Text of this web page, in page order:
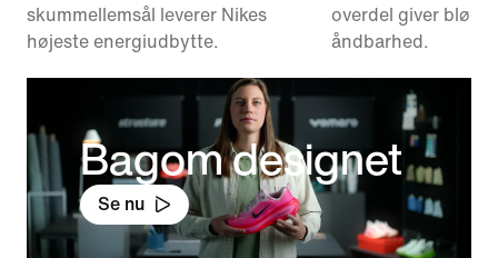
skummellemsål leverer Nikes
højeste energiudbytte.
overdel giver blød
åndbarhed.
Bagom designet
Se nu